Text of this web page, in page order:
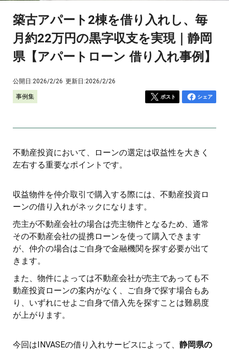
築古アパート2棟を借り入れし、毎
月約22万円の黒字収支を実現｜静岡
県【アパートローン 借り入れ事例】
公開日:2026/2/26 更新日:2026/2/26
事例集 ポスト シェア
不動産投資において、ローンの選定は収益性を大きく
左右する重要なポイントです。
収益物件を仲介取引で購入する際には、不動産投資ロ
ーンの借り入れがネックになります。
売主が不動産会社の場合は売主物件となるため、通常
その不動産会社の提携ローンを使って購入できます
が、仲介の場合はご自身で金融機関を探す必要が出て
きます。
また、物件によっては不動産会社が売主であっても不
動産投資ローンの案内がなく、ご自身で探す場合もあ
り、いずれにせよご自身で借入先を探すことは難易度
が上がります。
今回はINVASEの借り入れサービスによって、 静岡県の